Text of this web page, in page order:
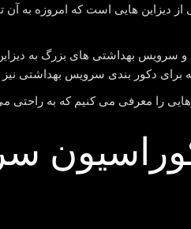
دیزاین هایی است که امروزه به
و سرویس بهداشتی های بزرگ به
برای دکور بندی سرویس بهداشتی
را معرفی می کنیم که به راحتی